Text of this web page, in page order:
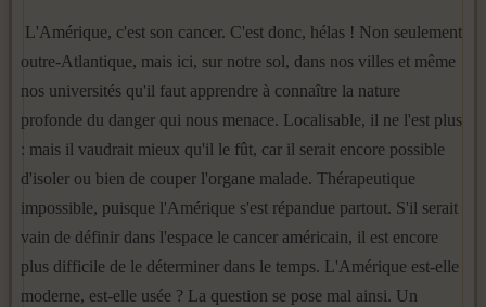
L'Amé­rique, c'est son cancer. C'est donc, hélas ! Non seulement
outre-Atlan­tique, mais ici, sur notre sol, dans nos villes et même
nos universités qu'il faut apprendre à connaître la nature
profonde du danger qui nous menace. Localisable, il ne l'est plus
: mais il vaudrait mieux qu'il le fût, car il serait encore possible
d'isoler ou bien de couper l'organe malade. Thérapeutique
impossible, puisque l'Amérique s'est répandue partout. S'il serait
vain de définir dans l'espace le cancer américain, il est en­core
plus difficile de le déterminer dans le temps. L'Amérique est-elle
moderne, est-elle usée ? La question se pose mal ainsi. Un